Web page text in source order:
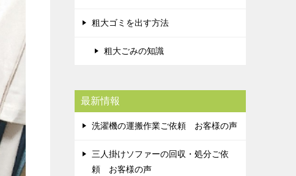
粗大ゴミを出す方法
粗大ごみの知識
最新情報
洗濯機の運搬作業ご依頼 お客様の声
三人掛けソファーの回収・処分ご依
頼 お客様の声